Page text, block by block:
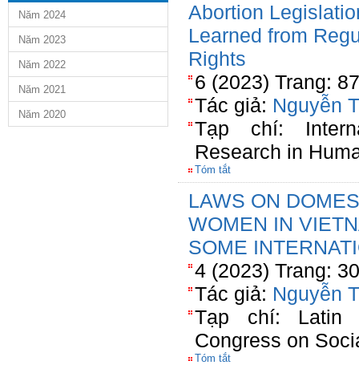
Năm 2024
Năm 2023
Năm 2022
Năm 2021
Năm 2020
Abortion
Learned from
Rights
6 (2023) Trang:
Tác giả: Nguyễn
Tạp chí:
Research in
Tóm tắt
LAWS ON
WOMEN IN
SOME
4 (2023) Trang:
Tác giả: Nguyễn
Tạp chí: Latin
Congress on
Tóm tắt